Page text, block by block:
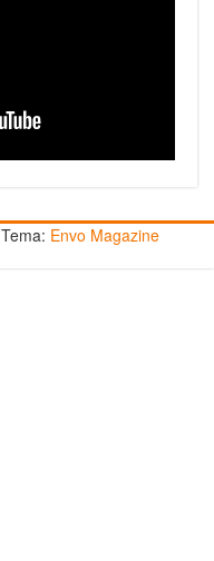
Tema: Envo Magazine